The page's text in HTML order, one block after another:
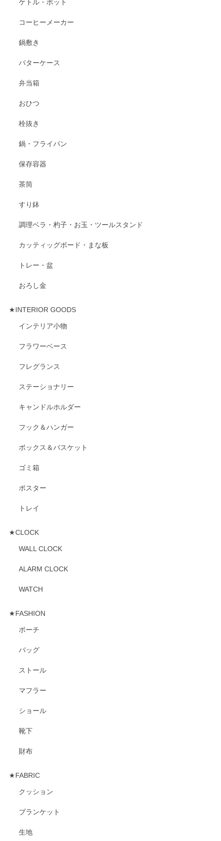
ケトル・ポット
コーヒーメーカー
鍋敷き
バターケース
弁当箱
おひつ
栓抜き
鍋・フライパン
保存容器
茶筒
すり鉢
調理ベラ・杓子・お玉・ツールスタンド
カッティッグボード・まな板
トレー・盆
おろし金
★INTERIOR GOODS
インテリア小物
フラワーベース
フレグランス
ステーショナリー
キャンドルホルダー
フック＆ハンガー
ボックス＆バスケット
ゴミ箱
ポスター
トレイ
★CLOCK
WALL CLOCK
ALARM CLOCK
WATCH
★FASHION
ポーチ
バッグ
ストール
マフラー
ショール
靴下
財布
★FABRIC
クッション
ブランケット
生地